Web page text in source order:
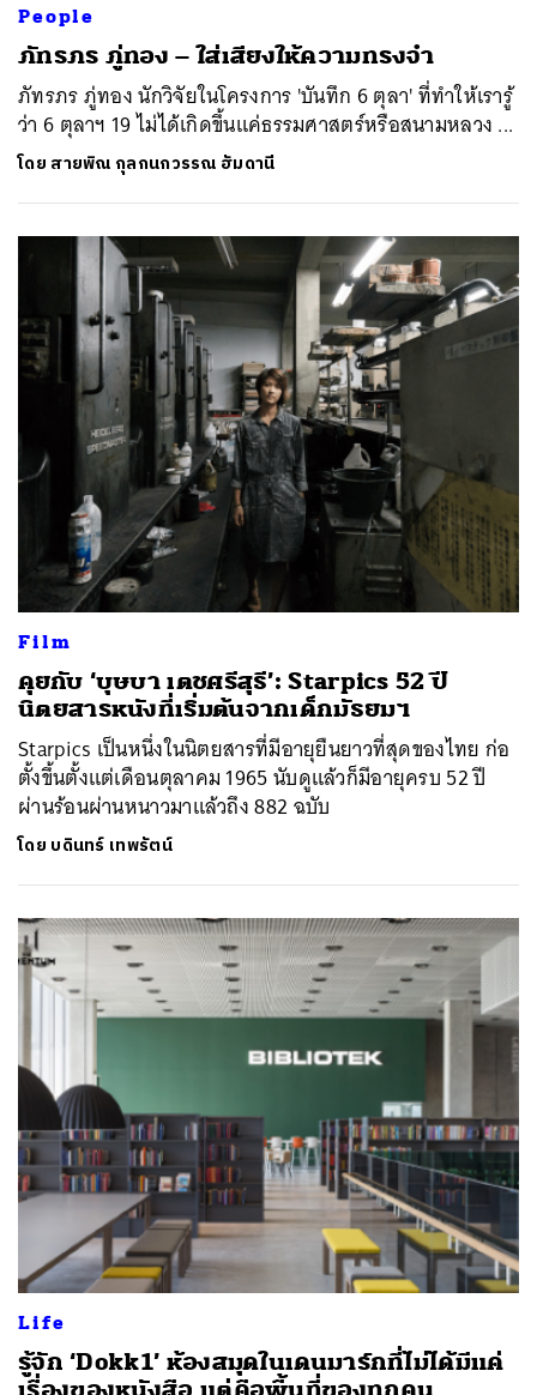
People
ภัทรภร ภู่ทอง – ใส่เสียงให้ความทรงจำ
ภัทรภร ภู่ทอง นักวิจัยในโครงการ 'บันทึก 6 ตุลา' ที่ทำให้เรารู้
ว่า 6 ตุลาฯ 19 ไม่ได้เกิดขึ้นแค่ธรรมศาสตร์หรือสนามหลวง ...
โดย สายพิณ กุลกนกวรรณ ฮัมดานี
Film
คุยกับ ‘บุษบา เตชศรีสุธี’: Starpics 52 ปี
นิตยสารหนังที่เริ่มต้นจากเด็กมัธยมฯ
Starpics เป็นหนึ่งในนิตยสารที่มีอายุยืนยาวที่สุดของไทย ก่อ
ตั้งขึ้นตั้งแต่เดือนตุลาคม 1965 นับดูแล้วก็มีอายุครบ 52 ปี
ผ่านร้อนผ่านหนาวมาแล้วถึง 882 ฉบับ
โดย บดินทร์ เทพรัตน์
Life
รู้จัก ‘Dokk1’ ห้องสมุดในเดนมาร์กที่ไม่ได้มีแค่